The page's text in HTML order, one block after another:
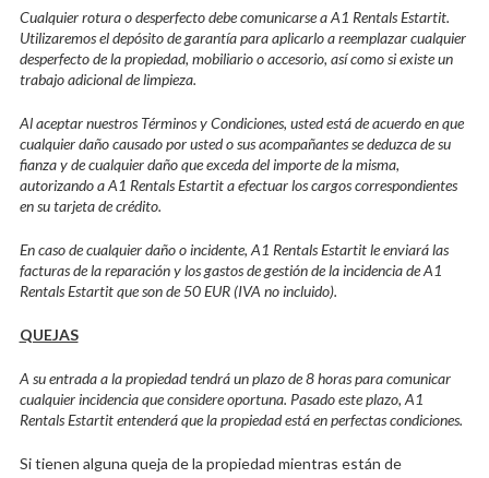
Cualquier rotura o desperfecto debe comunicarse a A1 Rentals Estartit.
Utilizaremos el depósito de garantía para aplicarlo a reemplazar cualquier
desperfecto de la propiedad, mobiliario o accesorio, así como si existe un
trabajo adicional de limpieza.
Al aceptar nuestros Términos y Condiciones, usted está de acuerdo en que
cualquier daño causado por usted o sus acompañantes se deduzca de su
fianza y de cualquier daño que exceda del importe de la misma,
autorizando a A1 Rentals Estartit a efectuar los cargos correspondientes
en su tarjeta de crédito.
En caso de cualquier daño o incidente, A1 Rentals Estartit le enviará las
facturas de la reparación y los gastos de gestión de la incidencia de A1
Rentals Estartit que son de 50 EUR (IVA no incluido).
QUEJAS
A su entrada a la propiedad tendrá un plazo de 8 horas para comunicar
cualquier incidencia que considere oportuna. Pasado este plazo, A1
Rentals Estartit entenderá que la propiedad está en perfectas condiciones.
Si tienen alguna queja de la propiedad mientras están de